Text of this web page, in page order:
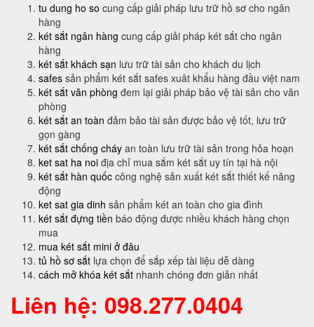
tu dung ho so cung cấp giải pháp lưu trữ hồ sơ cho ngân
hàng
két sắt ngân hàng cung cấp giải pháp két sắt cho ngân
hàng
két sắt khách sạn lưu trữ tài sản cho khách du lịch
safes sản phẩm két sắt safes xuât khẩu hàng đầu việt nam
két sắt văn phòng đem lại giải pháp bảo vệ tài sản cho văn
phòng
két sắt an toàn đảm bảo tài sản được bảo vệ tốt, lưu trữ
gọn gàng
két sắt chống cháy an toàn lưu trữ tài sản trong hỏa hoạn
ket sat ha noi địa chỉ mua sắm két sắt uy tín tại hà nội
két sắt hàn quốc công nghệ sản xuất két sắt thiết kế năng
động
ket sat gia dinh sản phẩm két an toàn cho gia đình
két sắt đựng tiền báo động được nhiều khách hàng chọn
mua
mua két sắt mini ở đâu
tủ hồ sơ sắt lựa chọn để sắp xếp tài liệu dễ dàng
cách mở khóa két sắt nhanh chóng đơn giản nhất
Liên hệ: 098.277.0404